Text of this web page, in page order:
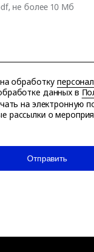
не более 10 Мб
обработку
данных в
на электронную
рассылки о
Отправить